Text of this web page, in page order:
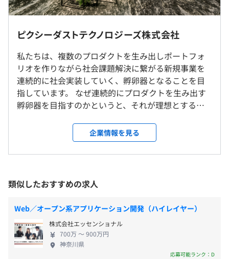
＜雇入時＞
東京本社
＜変更範囲＞
会社の定める場所（テレワークを行う場所を含む）
受動喫煙防止措置に関する事項
従業員に対する受動喫煙対策：あり
各線「京橋駅」、「日本橋駅」、「銀座一丁目駅」、「宝
町駅」徒歩10分以内
8時間）
※9:00-19:00の時間帯に勤務している社員が大半です。
平均残業時間：平均15時間／月
・完全週休2日制（土曜日・日曜日）、国民の祝日、年末
・有給休暇（法定どおり。ただし、入社後６か月経過まで
・通勤交通費支給
ピクシーダストテクノロジーズ株式会社
私たちは、複数のプロダクトを生み出しポートフォ
リオを作りながら社会課題解決に繋がる新規事業を
連続的に社会実装していく、孵卵器となることを目
指しています。 なぜ連続的にプロダクトを生み出す
孵卵器を目指すのかというと、それが理想とする未
一つ一つのプロダクトも勿論ですが、アカデミア連
携もしながらテクノロジーで世の中をよくしてい
く、その射出装置としての孵卵器そのものが必要な
している領域は、Health care & Diversity領域（高齢
者及び障がいがある方々やそれに限られないひとび
とのQoL向上）と、Workspace/DX領域（建設/製造
などの現場のDX）の2つです。 究極的には、ピクシ
ーダストテクノロジーズが生み出す新しい技術が、
世の中を少しでも良くし、そしてそれを生み出す孵
卵器が社会に対して必要な機能として回り続けるよ
企業情報を見る
類似したおすすめの求人
Web／オープン系アプリケーション開発（ハイレイヤー）
株式会社エッセンショナル
700万 〜 900万円
神奈川県
応募可能ランク：D